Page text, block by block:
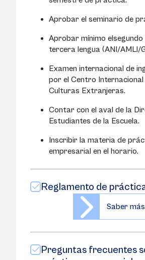
Aprobar el seminario de
Aprobar mínimo elsegundo
tercera lengua (ANI/AMLI/
Examen internacional de
por el Centro Internacional
Culturas Extranjeras.
Contar con el aval de la
Estudiantes de la Escuela.
Inscribir la materia de
empresarial en el horario.
Reglamento de
Saber más
Preguntas frecuentes